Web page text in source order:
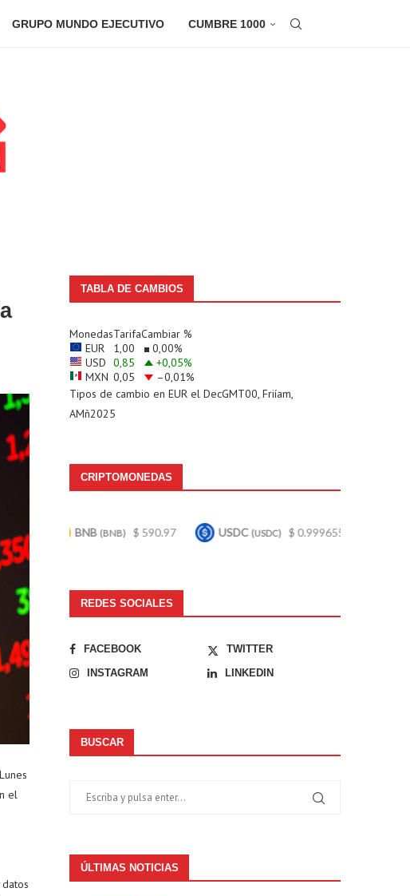
GRUPO MUNDO EJECUTIVO CUMBRE 1000
el
TABLA DE CAMBIOS
MonedasTarifaCambiar %
EUR
1,00 0,00%
USD 0,85 +0,05%
MXN 0,05 –0,01%
Tipos de cambio en EUR el DecGMT00, Friíam,
AMñ2025
CRIPTOMONEDAS
BNB (BNB) $ 590.97 USDC(USDC) $ 0.999655 Bitcoin
REDES SOCIALES
FACEBOOK
TWITTER
INSTAGRAM
LINKEDIN
BUSCAR
ÚLTIMAS NOTICIAS